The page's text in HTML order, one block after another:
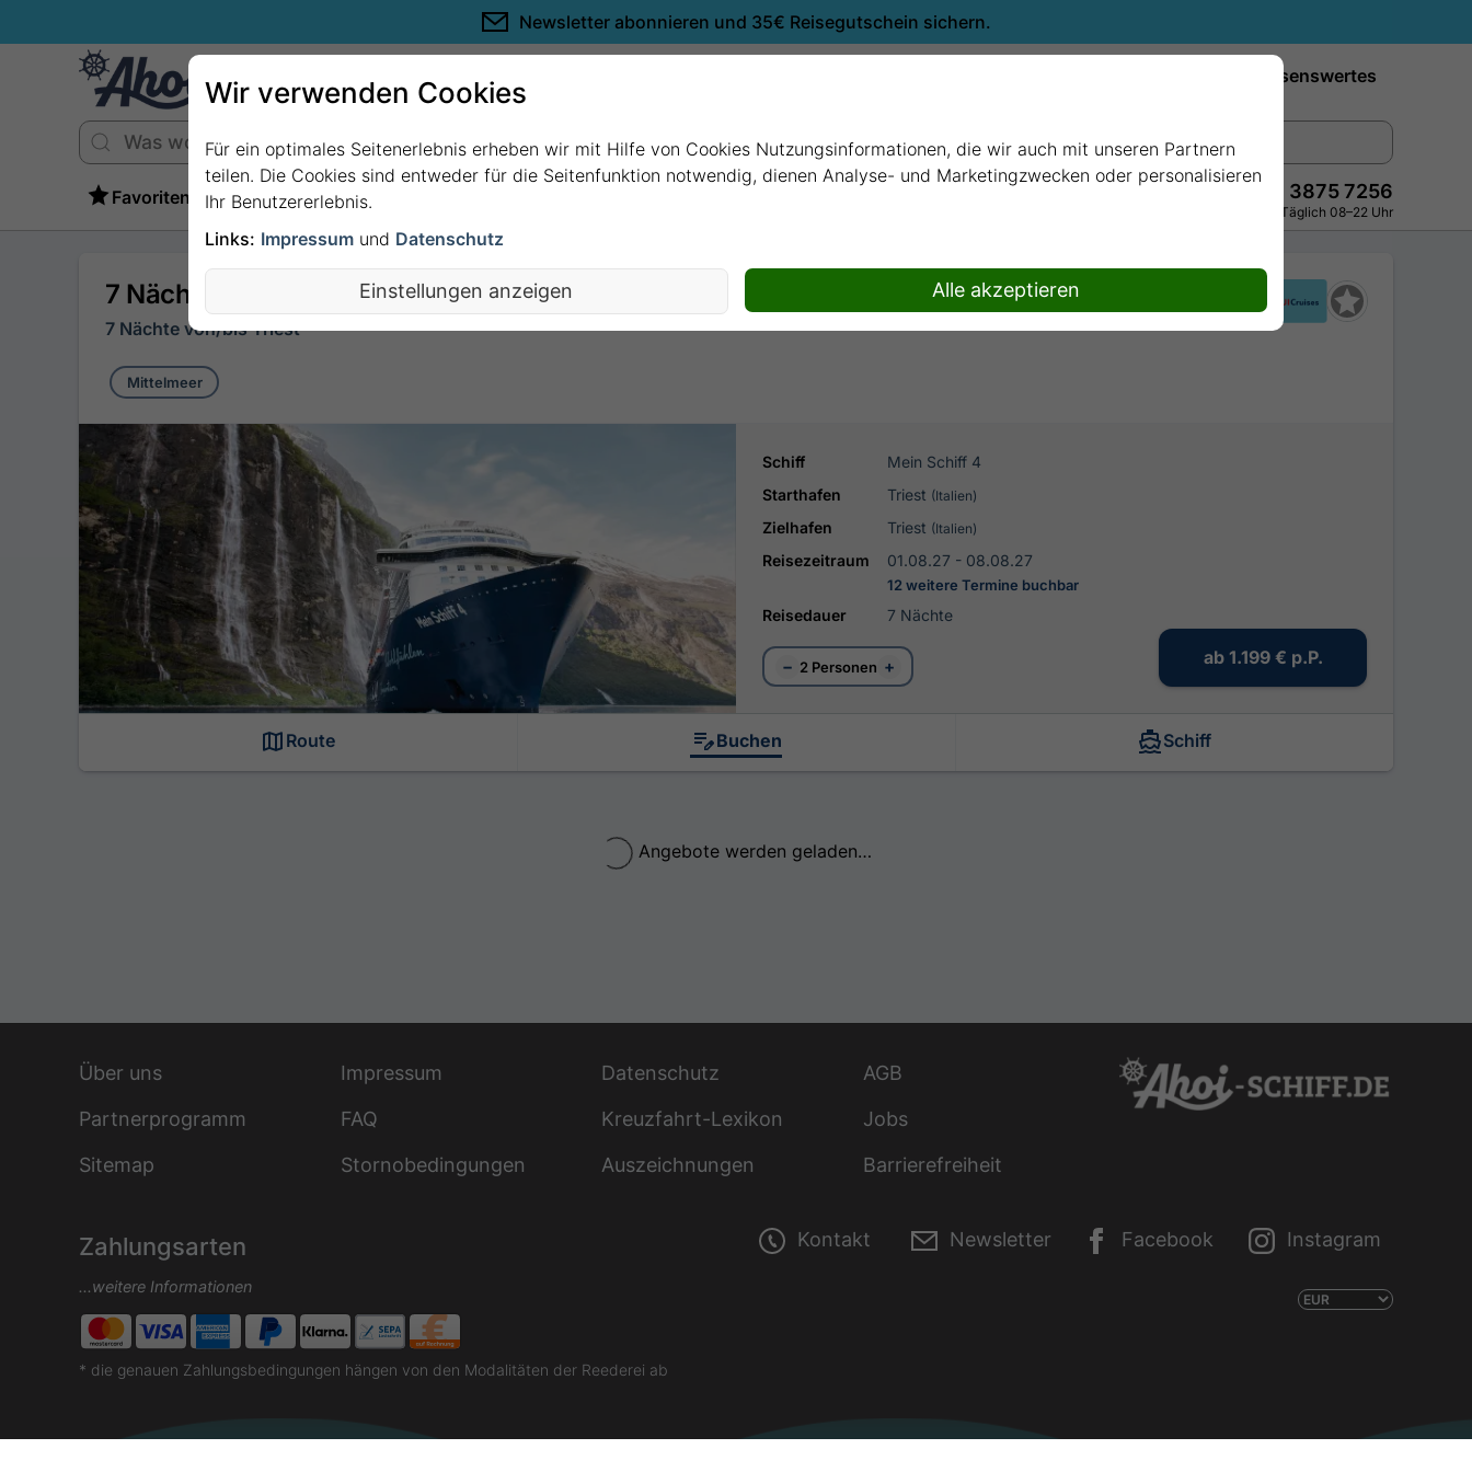
Newsletter abonnieren und 35€ Reisegutschein sichern.
Wissenswertes
Favoriten +49 228 3875 7256
Persönlich · Kostenlos · Täglich 08–22 Uhr
7 Nächte - Sonnenseiten der Adria - ab/bis Triest mit Mein Schiff 4
7 Nächte von/bis Triest
Mittelmeer
Schiff
Mein Schiff 4
Starthafen
Triest (Italien)
Zielhafen Triest (Italien)
Reisezeitraum 01.08.27 - 08.08.27
12 weitere Termine buchbar
Reisedauer 7 Nächte
− 2 Personen + ab 1.199 € p.P.
Route Buchen Schiff
Angebote werden geladen…
Über uns Impressum Datenschutz
AGB
Partnerprogramm
FAQ Kreuzfahrt-Lexikon
Jobs
Sitemap
Stornobedingungen Auszeichnungen Barrierefreiheit
Zahlungsarten
...weitere Informationen
* die genauen Zahlungsbedingungen hängen von den Modalitäten der Reederei ab
Kontakt Newsletter Facebook Instagram
Wir verwenden Cookies
Für ein optimales Seitenerlebnis erheben wir mit Hilfe von Cookies Nutzungsinformationen, die wir auch mit unseren Partnern
teilen. Die Cookies sind entweder für die Seitenfunktion notwendig, dienen Analyse- und Marketingzwecken oder personalisieren
Ihr Benutzererlebnis.
Links: Impressum und Datenschutz
Einstellungen anzeigen Alle akzeptieren